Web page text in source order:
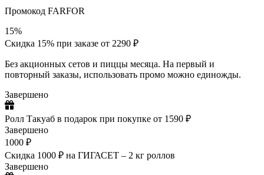
Промокод FARFOR
15%
Скидка 15% при заказе от 2290 ₽
Без акционных сетов и пиццы месяца. На первый и
повторный заказы, использовать промо можно единожды.
Завершено
Ролл Такуаб в подарок при покупке от 1590 ₽
Завершено
1000 ₽
Скидка 1000 ₽ на ГИГАСЕТ – 2 кг роллов
Завершено